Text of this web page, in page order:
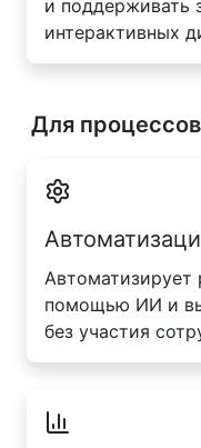
и поддерживать
интерактивных
Для процессов
Автоматизирует
помощью ИИ и
без участия